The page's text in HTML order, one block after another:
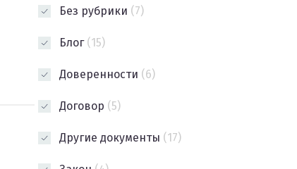
Без рубрики (7)
Блог(15)
Доверенности (6)
Договор (5)
Другие документы (17)